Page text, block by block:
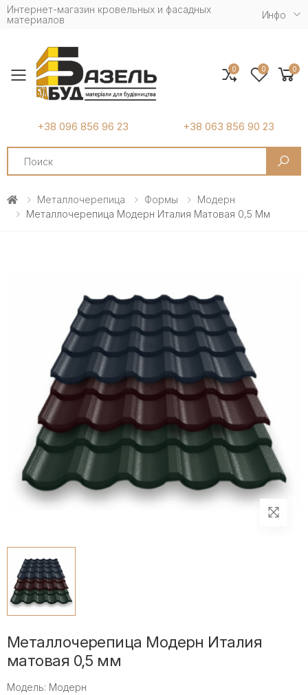
Интернет-магазин кровельных и фасадных
материалов
Инфо
Toggle mobile menu
+38 096 856 96 23 +38 063 856 90 23
Search
0 0 0
Металлочерепица Формы
Модерн
Металлочерепица Модерн Италия Матовая 0,5 Мм
Металлочерепица Модерн Италия
матовая 0,5 мм
Модель: Модерн